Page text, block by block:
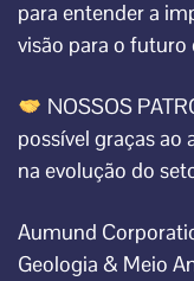
para entender a
visão para o futuro
NOSSOS
possível graças ao
na evolução do
Aumund
Geologia & Meio